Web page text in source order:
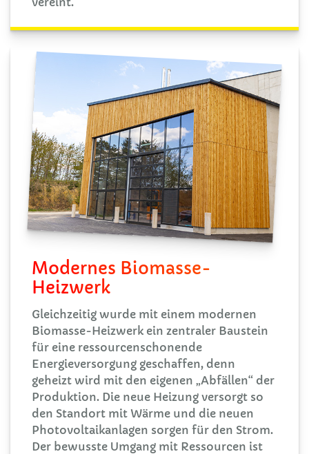
Modernes Biomasse-
Heizwerk
Gleichzeitig wurde mit einem modernen
Biomasse-Heizwerk ein zentraler Baustein
für eine ressourcenschonende
Energieversorgung geschaffen, denn
geheizt wird mit den eigenen „Abfällen“ der
Produktion. Die neue Heizung versorgt so
den Standort mit Wärme und die neuen
Photovoltaikanlagen sorgen für den Strom.
Der bewusste Umgang mit Ressourcen ist